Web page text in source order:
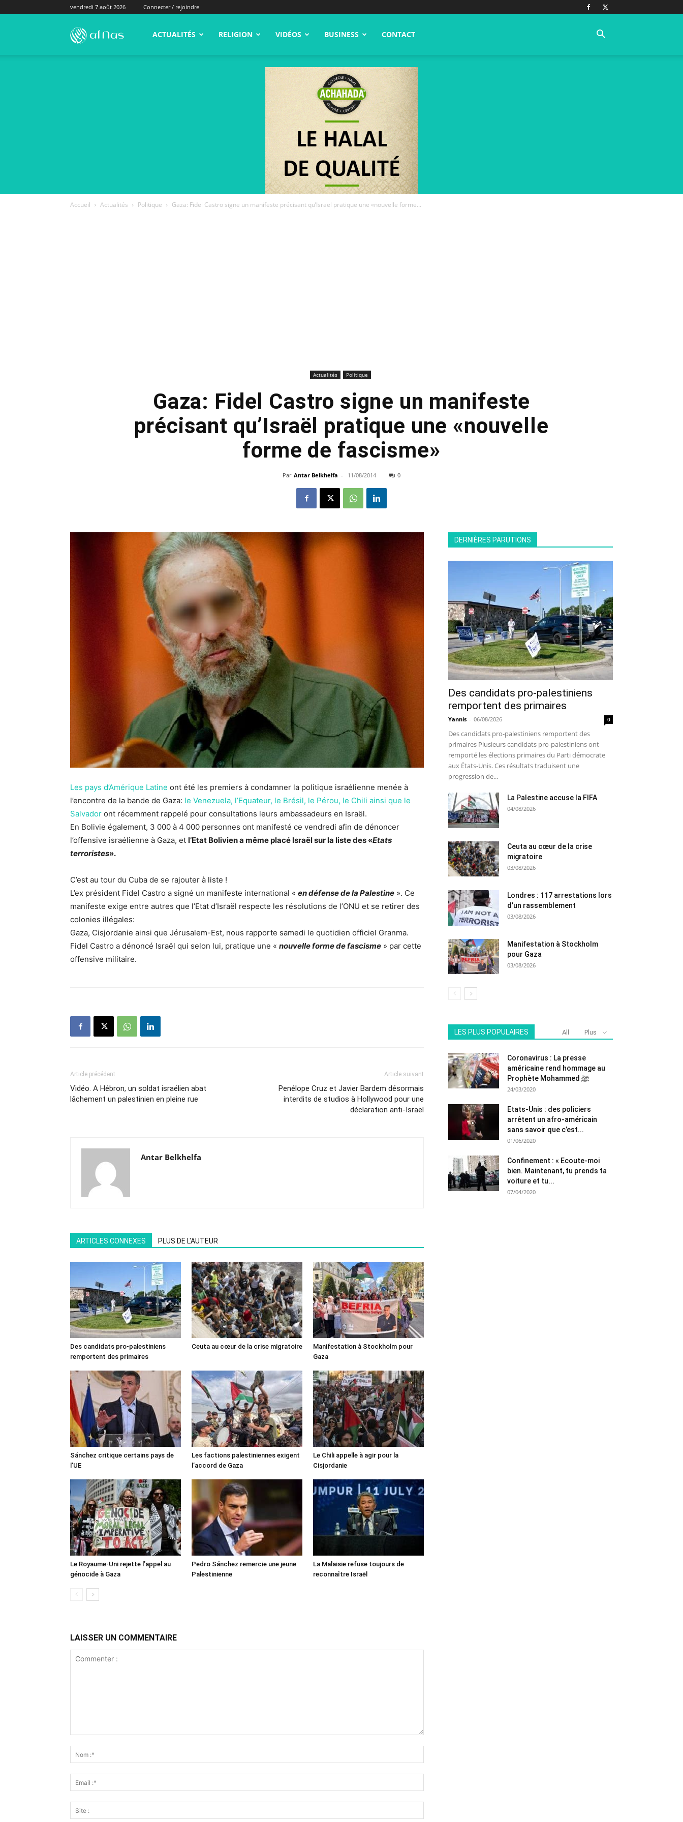
vendredi 7 août 2026 Connecter / rejoindre
alNas.fr ACTUALITÉS RELIGION VIDÉOS BUSINESS CONTACT
Accueil Actualités Politique Gaza: Fidel Castro signe un manifeste précisant qu’Israël pratique une «nouvelle forme...
Actualités Politique
Gaza: Fidel Castro signe un manifeste
précisant qu’Israël pratique une «nouvelle
forme de fascisme»
Par Antar Belkhelfa - 11/08/2014 0
Les pays d’Amérique Latine ont été les premiers à condamner la politique israélienne menée à
l’encontre de la bande de Gaza: le Venezuela, l’Equateur, le Brésil, le Pérou, le Chili ainsi que le
Salvador ont récemment rappelé pour consultations leurs ambassadeurs en Israël.
En Bolivie également, 3 000 à 4 000 personnes ont manifesté ce vendredi afin de dénoncer
l’offensive israélienne à Gaza, et l’Etat Bolivien a même placé Israël sur la liste des «Etats
terroristes».
C’est au tour du Cuba de se rajouter à liste !
L’ex président Fidel Castro a signé un manifeste international « en défense de la Palestine ». Ce
manifeste exige entre autres que l’Etat d’Israël respecte les résolutions de l’ONU et se retirer des
colonies illégales:
Gaza, Cisjordanie ainsi que Jérusalem-Est, nous rapporte samedi le quotidien officiel Granma.
Fidel Castro a dénoncé Israël qui selon lui, pratique une « nouvelle forme de fascisme » par cette
offensive militaire.
Article précédent
Vidéo. A Hébron, un soldat israélien abat
lâchement un palestinien en pleine rue
Article suivant
Penélope Cruz et Javier Bardem désormais
interdits de studios à Hollywood pour une
déclaration anti-Israël
Antar Belkhelfa
ARTICLES CONNEXES PLUS DE L'AUTEUR
Des candidats pro-palestiniens
remportent des primaires
Ceuta au cœur de la crise migratoire
Manifestation à Stockholm pour
Gaza
Sánchez critique certains pays de
l’UE
Les factions palestiniennes exigent
l’accord de Gaza
Le Chili appelle à agir pour la
Cisjordanie
Le Royaume-Uni rejette l’appel au
génocide à Gaza
Pedro Sánchez remercie une jeune
Palestinienne
La Malaisie refuse toujours de
reconnaître Israël
LAISSER UN COMMENTAIRE
DERNIÈRES PARUTIONS
Des candidats pro-palestiniens
remportent des primaires
Yannis - 06/08/2026 0
Des candidats pro-palestiniens remportent des
primaires Plusieurs candidats pro-palestiniens ont
remporté les élections primaires du Parti démocrate
aux États-Unis. Ces résultats traduisent une
progression de...
La Palestine accuse la FIFA
04/08/2026
Ceuta au cœur de la crise
migratoire
03/08/2026
Londres : 117 arrestations lors
d’un rassemblement
03/08/2026
Manifestation à Stockholm
pour Gaza
03/08/2026
LES PLUS POPULAIRES All Plus
Coronavirus : La presse
américaine rend hommage au
Prophète Mohammed ﷺ
24/03/2020
Etats-Unis : des policiers
arrêtent un afro-américain
sans savoir que c’est...
01/06/2020
Confinement : « Ecoute-moi
bien. Maintenant, tu prends ta
voiture et tu...
07/04/2020